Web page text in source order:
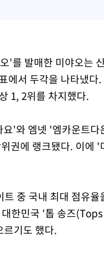
'를 발매한 미야오는
에서 두각을 나타냈
1, 2위를 차지했다.
'와 엠넷 '엠카운트
권에 랭크됐다. 이에
중 국내 최대 점유
한민국 '톱 송즈
르기도 했다.